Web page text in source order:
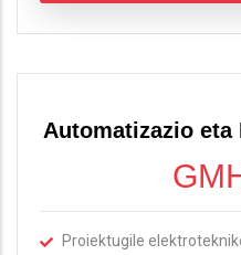
Automatizazio
Proiektugile